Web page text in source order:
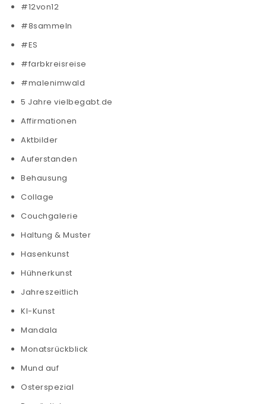
#12von12
#8sammeln
#ES
#farbkreisreise
#malenimwald
5 Jahre vielbegabt.de
Affirmationen
Aktbilder
Auferstanden
Behausung
Collage
Couchgalerie
Haltung & Muster
Hasenkunst
Hühnerkunst
Jahreszeitlich
KI-Kunst
Mandala
Monatsrückblick
Mund auf
Osterspezial